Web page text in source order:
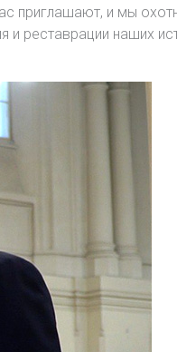
приглашают, и мы
реставрации наших